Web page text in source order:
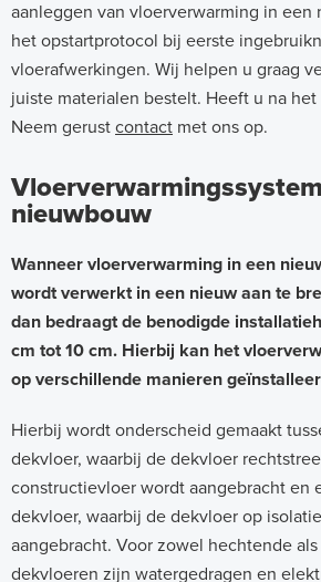
aanleggen van vloerverwarming in
het opstartprotocol bij eerste
vloerafwerkingen. Wij helpen u graag
juiste materialen bestelt. Heeft u na
Neem gerust contact met ons op.
nieuwbouw
Wanneer vloerverwarming in een
wordt verwerkt in een nieuw aan te
dan bedraagt de benodigde
cm tot 10 cm. Hierbij kan het
op verschillende manieren
Hierbij wordt onderscheid gemaakt
dekvloer, waarbij de dekvloer
constructievloer wordt aangebracht en
dekvloer, waarbij de dekvloer op
aangebracht. Voor zowel hechtende
dekvloeren zijn watergedragen en